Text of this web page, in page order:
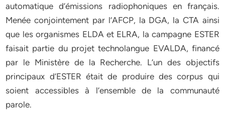
automatique d’émissions radiophoniques en français.
Menée conjointement par l’AFCP, la DGA, la CTA ainsi
que les organismes ELDA et ELRA, la campagne ESTER
faisait partie du projet technolangue EVALDA, financé
par le Ministère de la Recherche. L’un des objectifs
principaux d’ESTER était de produire des corpus qui
soient accessibles à l’ensemble de la communauté
parole.